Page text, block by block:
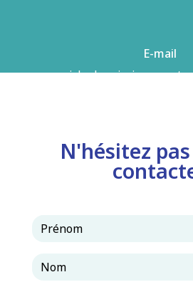
E-mail
airhydro.piscines-
N'hésitez